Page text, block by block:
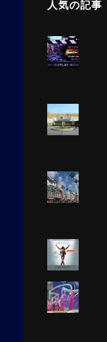
人気の記事